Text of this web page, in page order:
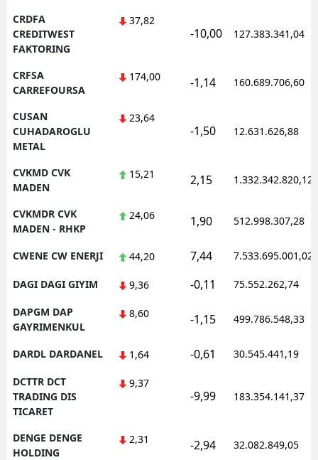
CRDFA
CREDITWEST
FAKTORING
37,82
-10,00 127.383.341,04
CRFSA
CARREFOURSA
174,00 -1,14 160.689.706,60
CUSAN
CUHADAROGLU
METAL
23,64
-1,50 12.631.626,88
CVKMD CVK
MADEN
15,21 2,15 1.332.342.820,12
CVKMDR CVK
MADEN - RHKP
24,06 1,90 512.998.307,28
CWENE CW ENERJI 44,20 7,44 7.533.695.001,02
DAGI DAGI GIYIM 9,36 -0,11 75.552.262,74
DAPGM DAP
GAYRIMENKUL
8,60 -1,15 499.786.548,33
DARDL DARDANEL 1,64 -0,61 30.545.441,19
DCTTR DCT
TRADING DIS
TICARET
9,37
-9,99 183.354.141,37
DENGE DENGE
HOLDING
2,31 -2,94 32.082.849,05